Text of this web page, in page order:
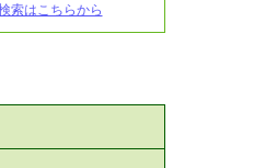
索はこちらから